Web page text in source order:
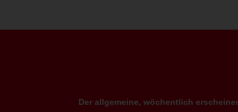
Der allgemeine, wöchentlich